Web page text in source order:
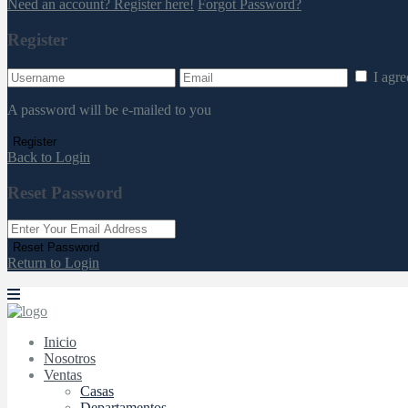
Need an account? Register here! Forgot Password?
Register
I
A password will be e-mailed to you
Register
Back to Login
Reset Password
Reset Password
Return to Login
Inicio
Nosotros
Ventas
Casas